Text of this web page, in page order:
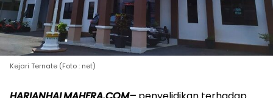
Kejari Ternate (Foto : net)